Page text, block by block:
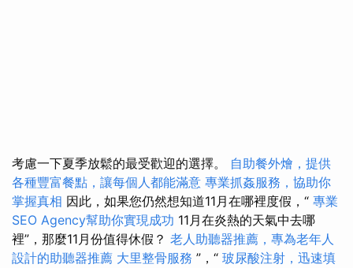
考慮一下夏季放鬆的最受歡迎的選擇。 自助餐外燴，提供
各種豐富餐點，讓每個人都能滿意 專業抓姦服務，協助你
掌握真相 因此，如果您仍然想知道11月在哪裡度假，“ 專業
SEO Agency幫助你實現成功 11月在炎熱的天氣中去哪
裡”，那麼11月份值得休假？ 老人助聽器推薦，專為老年人
設計的助聽器推薦 大里整骨服務 ”，“ 玻尿酸注射，迅速填